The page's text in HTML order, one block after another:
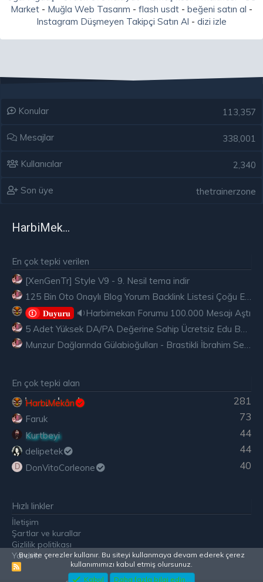
Market - Muğla Web Tasarım - flash usdt - beğeni satın al -
Instagram Düşmeyen Takipçi Satın Al - dizi izle
Konular 113,357
Mesajlar 338,001
Kullanıcılar 2,340
Son üye thetrainerzone
HarbiMekân
En çok tepki verilen
[XenGenTr] Style V9 - 9. Nesil tema indir
125 Bin Oto Onaylı Blog Yorum Backlink Listesi Çoğu Edu ve Gov Ücretsiz
𝐃𝐮𝐲𝐮𝐫𝐮
🔉Harbimekan Forumu 100.000 Mesajı Aştı
5 Adet Yüksek DA/PA Değerine Sahip Ücretsiz Edu Backlink
Munzur Dağlarında Gülabioğulları - Brastikli İbrahim Sevindik
En çok tepki alan
281
HarbiMekân
73
Faruk
44
Kurtbeyi
44
delipetek
D 40
DonVitoCorleone
Hızlı linkler
İletişim
Şartlar ve kurallar
Gizlilik politikası
Yardım
R
Bu site çerezler kullanır. Bu siteyi kullanmaya devam ederek çerez
kullanımımızı kabul etmiş olursunuz.
Kabul
Daha fazla bilgi edin...